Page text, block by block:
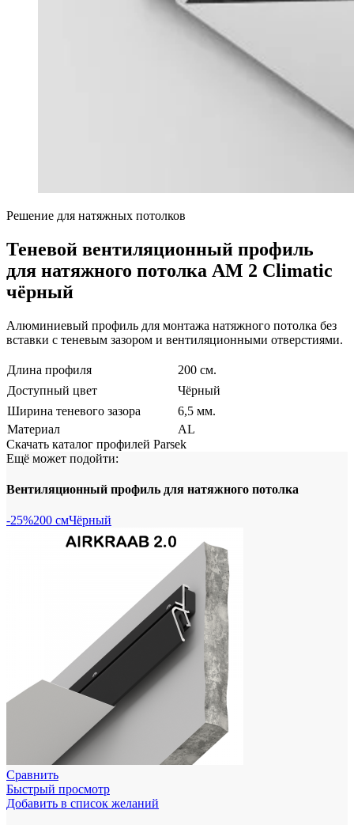
Решение для натяжных потолков
Теневой вентиляционный профиль
для натяжного потолка AM 2 Climatic
чёрный
Алюминиевый профиль для монтажа натяжного потолка без
вставки c теневым зазором и вентиляционными отверстиями.
Длина профиля
200 см.
Доступный цвет
Чёрный
Ширина теневого зазора
6,5 мм.
Материал
AL
Скачать каталог профилей Parsek
Ещё может подойти:
Вентиляционный профиль для натяжного потолка
-25%200 смЧёрный
Сравнить
Быстрый просмотр
Добавить в список желаний